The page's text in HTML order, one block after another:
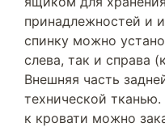
принадлежностей и
спинку можно
слева, так и справа
Внешняя часть
технической
к кровати можно